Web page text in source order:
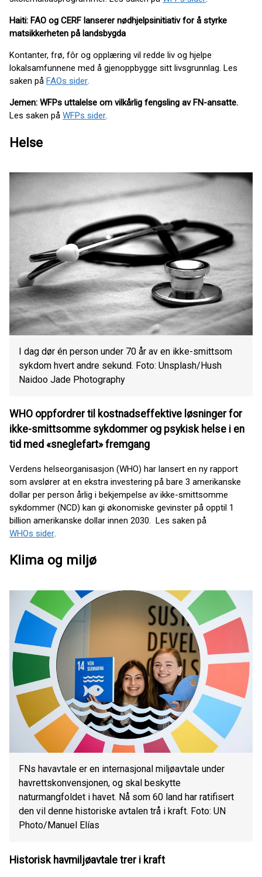
Haiti: FAO og CERF lanserer nødhjelpsinitiativ for å styrke
matsikkerheten på landsbygda
Kontanter, frø, fôr og opplæring vil redde liv og hjelpe
lokalsamfunnene med å gjenoppbygge sitt livsgrunnlag. Les
saken på FAOs sider.
Jemen: WFPs uttalelse om vilkårlig fengsling av FN-ansatte.
Les saken på WFPs sider.
Helse
I dag dør én person under 70 år av en ikke-smittsom
sykdom hvert andre sekund. Foto: Unsplash/Hush
Naidoo Jade Photography
WHO oppfordrer til kostnadseffektive løsninger for
ikke-smittsomme sykdommer og psykisk helse i en
tid med «sneglefart» fremgang
Verdens helseorganisasjon (WHO) har lansert en ny rapport
som avslører at en ekstra investering på bare 3 amerikanske
dollar per person årlig i bekjempelse av ikke-smittsomme
sykdommer (NCD) kan gi økonomiske gevinster på opptil 1
billion amerikanske dollar innen 2030. Les saken på
WHOs sider.
Klima og miljø
FNs havavtale er en internasjonal miljøavtale under
havrettskonvensjonen, og skal beskytte
naturmangfoldet i havet. Nå som 60 land har ratifisert
den vil denne historiske avtalen trå i kraft. Foto: UN
Photo/Manuel Elías
Historisk havmiljøavtale trer i kraft